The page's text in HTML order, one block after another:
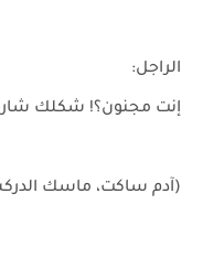
الراجل:
إنت مجنون؟! شكلك شارب
(آدم ساكت، ماسك